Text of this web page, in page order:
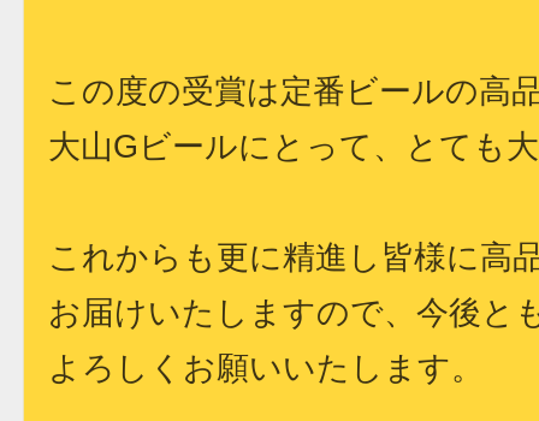
この度の受賞は定番ビールの高
大山Gビールにとって、とても
これからも更に精進し皆様に高
お届けいたしますので、今後と
よろしくお願いいたします。